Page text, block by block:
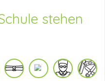
stehen